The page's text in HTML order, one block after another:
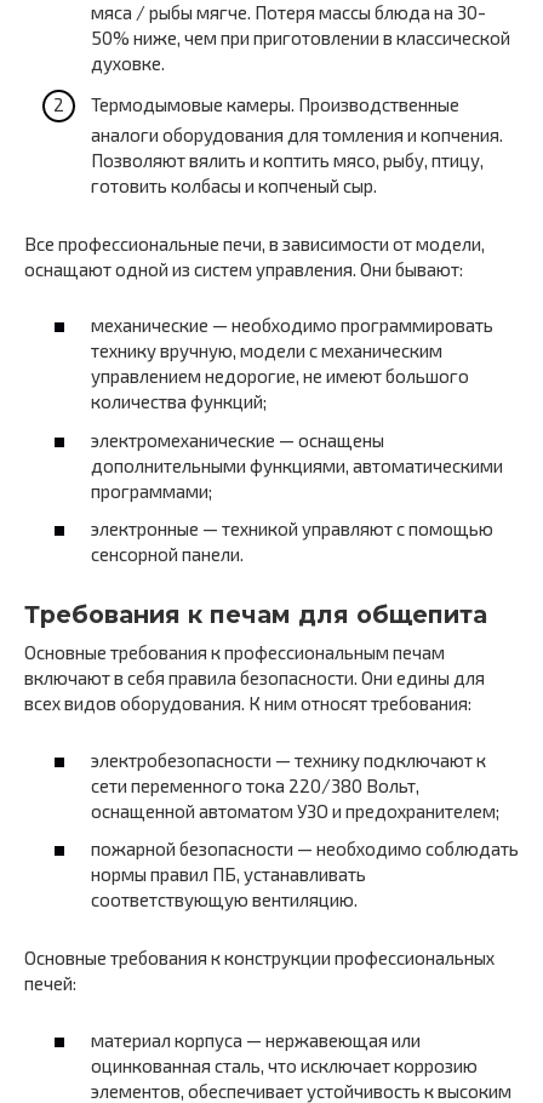
мяса / рыбы мягче. Потеря массы блюда на 30-
50% ниже, чем при приготовлении в классической
духовке.
Термодымовые камеры. Производственные
аналоги оборудования для томления и копчения.
Позволяют вялить и коптить мясо, рыбу, птицу,
готовить колбасы и копченый сыр.
Все профессиональные печи, в зависимости от модели,
оснащают одной из систем управления. Они бывают:
механические — необходимо программировать
технику вручную, модели с механическим
управлением недорогие, не имеют большого
количества функций;
электромеханические — оснащены
дополнительными функциями, автоматическими
программами;
электронные — техникой управляют с помощью
сенсорной панели.
Требования к печам для общепита
Основные требования к профессиональным печам
включают в себя правила безопасности. Они едины для
всех видов оборудования. К ним относят требования:
электробезопасности — технику подключают к
сети переменного тока 220/380 Вольт,
оснащенной автоматом УЗО и предохранителем;
пожарной безопасности — необходимо соблюдать
нормы правил ПБ, устанавливать
соответствующую вентиляцию.
Основные требования к конструкции профессиональных
печей:
материал корпуса — нержавеющая или
оцинкованная сталь, что исключает коррозию
элементов, обеспечивает устойчивость к высоким